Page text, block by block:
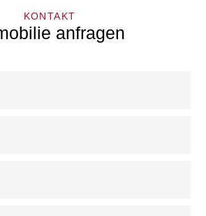
KONTAKT
anfragen